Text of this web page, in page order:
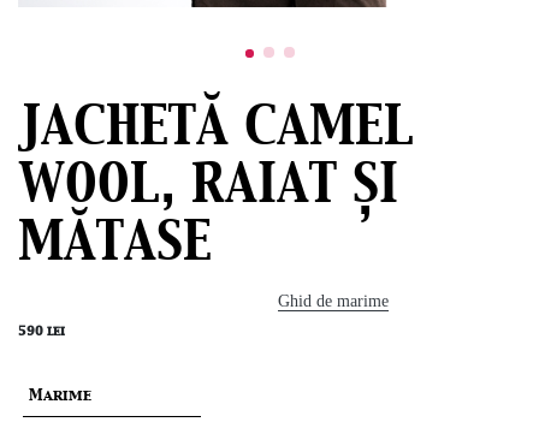
JACHETĂ CAMEL
WOOL, RAIAT ȘI
MĂTASE
590 lei
Ghid de marime